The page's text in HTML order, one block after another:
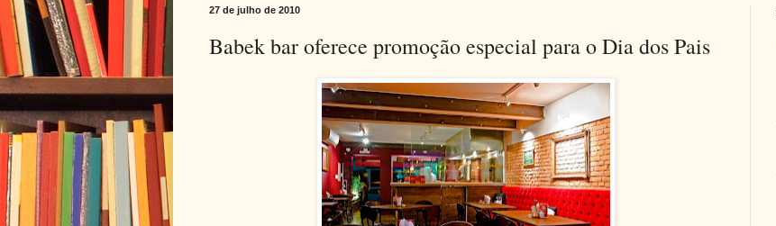
27 de julho de 2010
Babek bar oferece promoção especial para o Dia dos Pais